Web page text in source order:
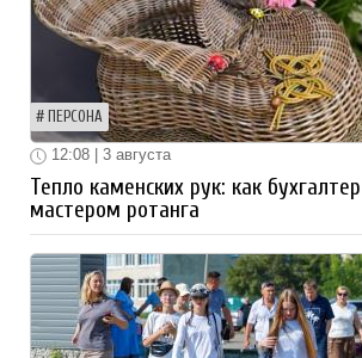
ПЕРСОНА
12:08 | 3 августа
Тепло каменских рук: как
мастером ротанга